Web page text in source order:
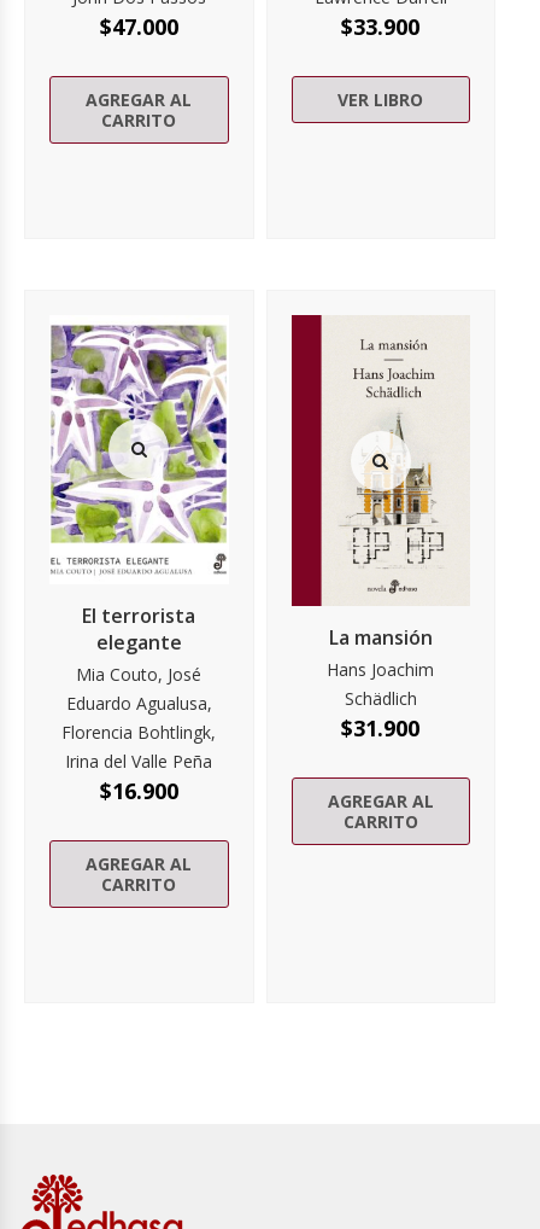
$47.000
AGREGAR AL
CARRITO
$33.900
VER LIBRO
El terrorista
elegante
Mia Couto, José
Eduardo Agualusa,
Florencia Bohtlingk,
Irina del Valle Peña
$16.900
AGREGAR AL
CARRITO
La mansión
Hans Joachim
Schädlich
$31.900
AGREGAR AL
CARRITO